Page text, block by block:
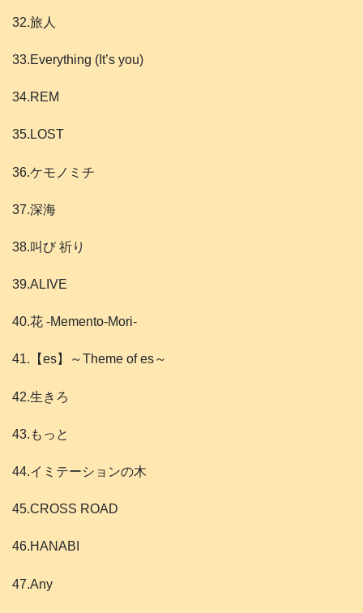
32.旅人
33.Everything (It’s you)
34.REM
35.LOST
36.ケモノミチ
37.深海
38.叫び 祈り
39.ALIVE
40.花 -Memento-Mori-
41.【es】～Theme of es～
42.生きろ
43.もっと
44.イミテーションの木
45.CROSS ROAD
46.HANABI
47.Any